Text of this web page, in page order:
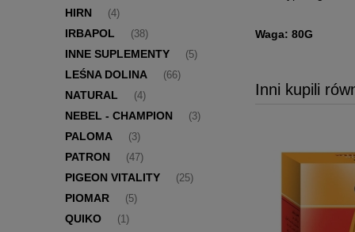
HIRN (4)
IRBAPOL (38)
INNE SUPLEMENTY (5)
LEŚNA DOLINA (66)
NATURAL (4)
NEBEL - CHAMPION (3)
PALOMA (3)
PATRON (47)
PIGEON VITALITY (25)
PIOMAR (5)
QUIKO (1)
Waga: 80G
Inni kupili